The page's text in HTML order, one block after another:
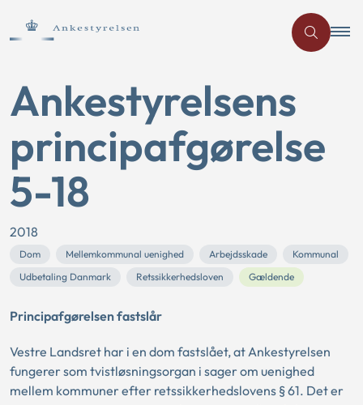
Ankestyrelsens
principafgørelse
5-18
2018
Dom Mellemkommunal uenighed Arbejdsskade
Kommunal
Udbetaling Danmark
Retssikkerhedsloven Gældende
Principafgørelsen fastslår
Vestre Landsret har i en dom fastslået, at Ankestyrelsen
fungerer som tvistløsningsorgan i sager om uenighed
mellem kommuner efter retssikkerhedslovens § 61. Det er